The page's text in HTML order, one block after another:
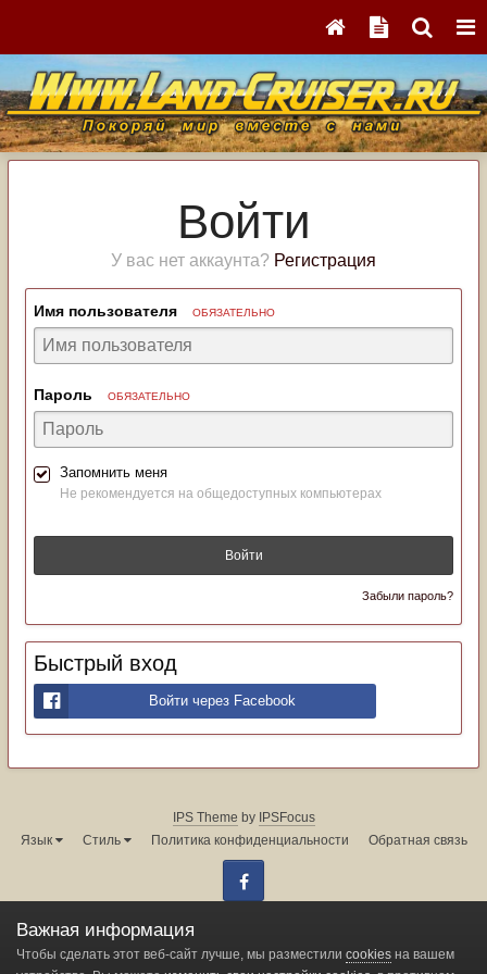
Войти
У вас нет аккаунта? Регистрация
Имя пользователя ОБЯЗАТЕЛЬНО
Пароль ОБЯЗАТЕЛЬНО
Запомнить меня
Не рекомендуется на общедоступных компьютерах
Войти
Забыли пароль?
Быстрый вход
Войти через Facebook
IPS Theme by IPSFocus
Язык
Стиль Политика конфиденциальности Обратная связь
Администрация форума:
Powered by Invision Community
Важная информация
Чтобы сделать этот веб-сайт лучше, мы разместили cookies на вашем